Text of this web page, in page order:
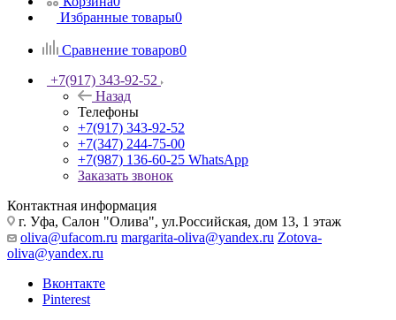
Избранные товары0
Сравнение товаров0
+7(917) 343-92-52
Назад
Телефоны
+7(917) 343-92-52
+7(347) 244-75-00
+7(987) 136-60-25 WhatsApp
Заказать звонок
Контактная информация
г. Уфа, Салон "Олива", ул.Российская, дом 13, 1 этаж
oliva@ufacom.ru margarita-oliva@yandex.ru Zotova-
oliva@yandex.ru
Вконтакте
Pinterest